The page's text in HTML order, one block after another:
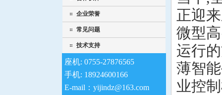
企业荣誉
常见问题
技术支持
座机: 0755-27876565
手机: 18924600166
E-mail：yijindz@163.com
正迎
微型
运行
薄智
业控